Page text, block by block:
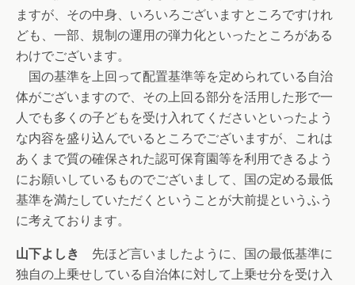
ますが、その中身、いろいろございますところですけれ
ども、一部、規制の運用の弾力化といったところがある
わけでございます。
国の基準を上回って配置基準等を定められている自治
体がございますので、その上回る部分を活用した形で一
人でも多くの子どもを受け入れてくださいといったよう
な内容を盛り込んでいるところでございますが、これは
あくまで質の確保された認可保育園等を利用できるよう
にお願いしているものでございまして、国の定める最低
基準を満たしていただくということが大前提というふう
に考えております。
山下よしき
先ほど言いましたように、国の最低基準に
独自の上乗せしている自治体に対して上乗せ分を受け入